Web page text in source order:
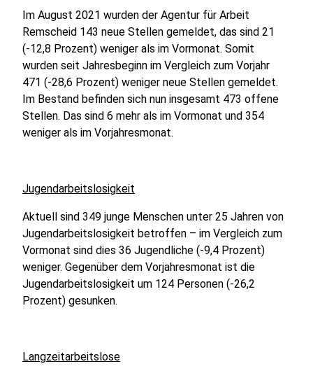
Im August 2021 wurden der Agentur für Arbeit
Remscheid 143 neue Stellen gemeldet, das sind 21
(-12,8 Prozent) weniger als im Vormonat. Somit
wurden seit Jahresbeginn im Vergleich zum Vorjahr
471 (-28,6 Prozent) weniger neue Stellen gemeldet.
Im Bestand befinden sich nun insgesamt 473 offene
Stellen. Das sind 6 mehr als im Vormonat und 354
weniger als im Vorjahresmonat.
Jugendarbeitslosigkeit
Aktuell sind 349 junge Menschen unter 25 Jahren von
Jugendarbeitslosigkeit betroffen – im Vergleich zum
Vormonat sind dies 36 Jugendliche (-9,4 Prozent)
weniger. Gegenüber dem Vorjahresmonat ist die
Jugendarbeitslosigkeit um 124 Personen (-26,2
Prozent) gesunken.
Langzeitarbeitslose